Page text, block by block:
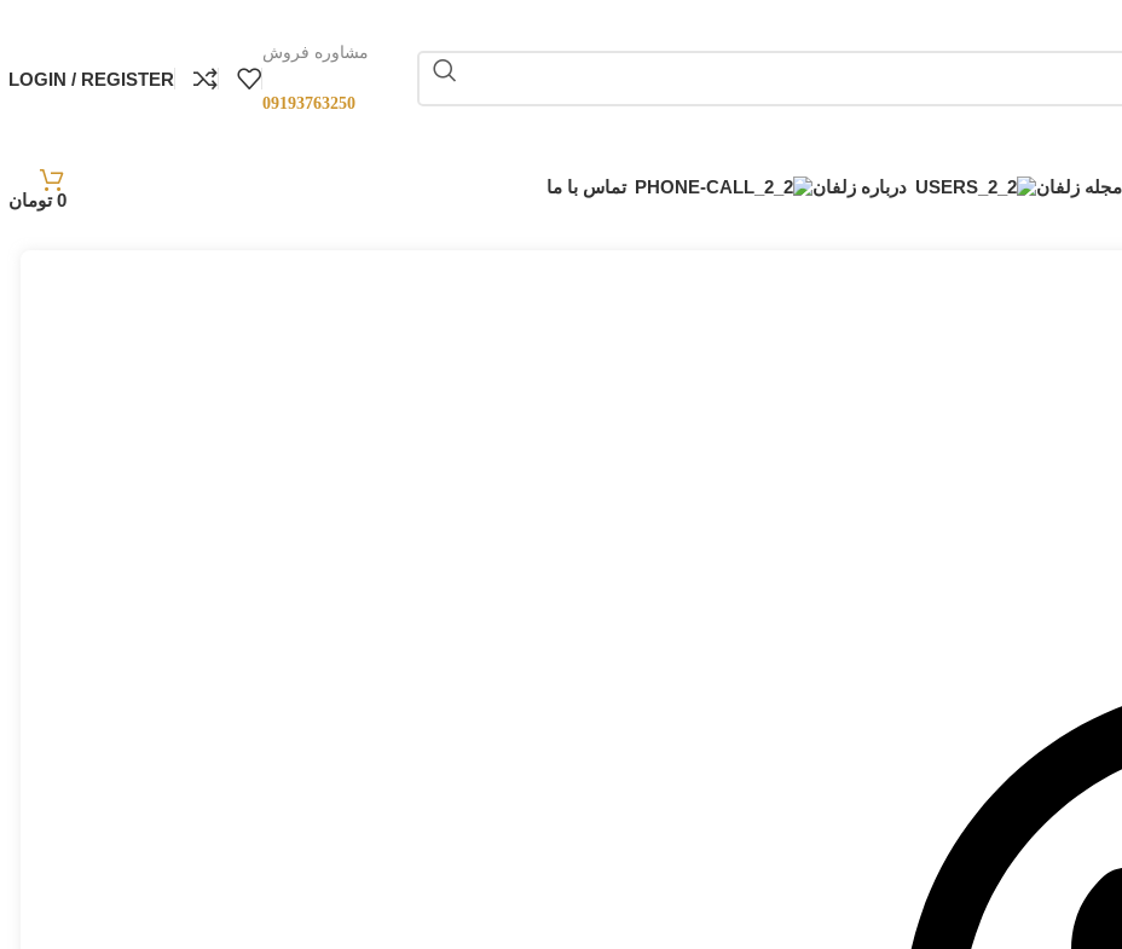
مشاوره فروش
09193763250
LOGIN / REGISTER
مجله زلفان درباره زلفان تماس با ما
0 تومان